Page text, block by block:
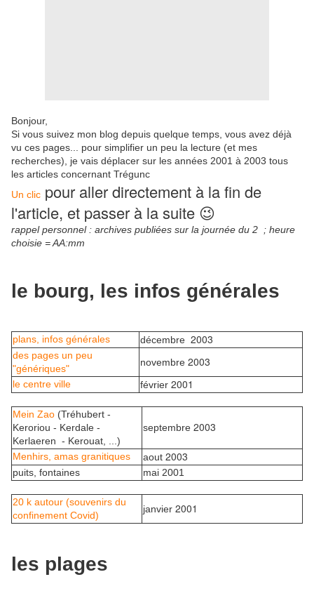
Bonjour,
Si vous suivez mon blog depuis quelque temps, vous avez déjà
vu ces pages... pour simplifier un peu la lecture (et mes
recherches), je vais déplacer sur les années 2001 à 2003 tous
les articles concernant Trégunc
Un clic pour aller directement à la fin de
l'article, et passer à la suite 😉
rappel personnel : archives publiées sur la journée du 2 ; heure
choisie = AA:mm
le bourg, les infos générales
plans, infos générales décembre 2003
des pages un peu
"génériques"
novembre 2003
le centre ville février 2001
Mein Zao (Tréhubert -
Keroriou - Kerdale -
Kerlaeren - Kerouat, ...)
septembre 2003
Menhirs, amas granitiques aout 2003
puits, fontaines mai 2001
20 k autour (souvenirs du
confinement Covid)
janvier 2001
les plages